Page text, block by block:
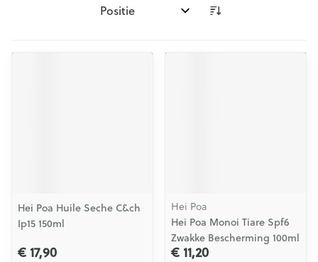
Sorteer op:
Hei Poa Huile Seche C&ch
Ip15 150ml
€ 17,90
Hei Poa
Hei Poa Monoi Tiare Spf6
Zwakke Bescherming 100ml
€ 11,20